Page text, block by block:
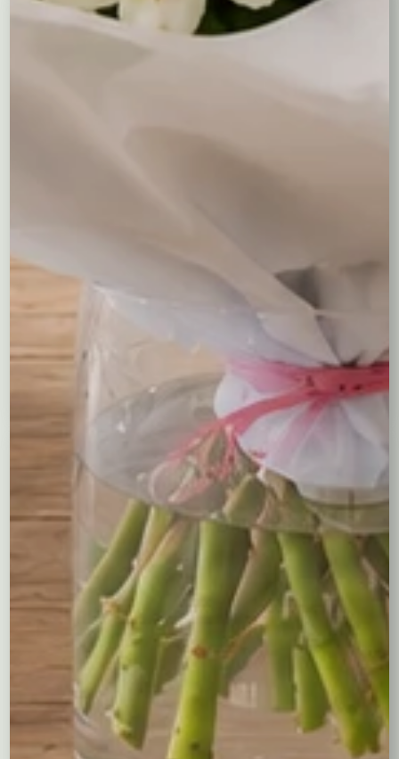
Kreator bukietów róż
Bukiety okolicznościowe
Kreatory bukietów
Flower boxy – kwiaty w pudełkach
Kosze kwiatowe
Kosze upominkowe
Wianki na wieczory panieńskie i nie tylko…
Wielkanoc
Wieńce i wiązanki pogrzebowe